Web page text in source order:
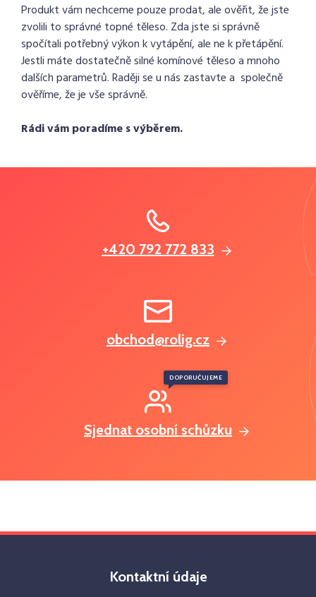
Produkt vám nechceme pouze prodat, ale ověřit, že jste
zvolili to správné topné těleso. Zda jste si správně
spočítali potřebný výkon k vytápění, ale ne k přetápění.
Jestli máte dostatečně silné komínové těleso a mnoho
dalších parametrů. Raději se u nás zastavte a společně
ověříme, že je vše správně.
Rádi vám poradíme s výběrem.
+420 792 772 833
obchod@rolig.cz
Sjednat osobní schůzku
DOPORUČUJEME
Kontaktní údaje